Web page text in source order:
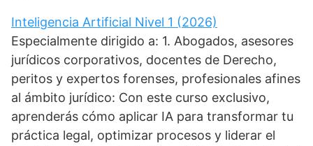
Inteligencia Artificial Nivel 1 (2026)
Especialmente dirigido a: 1. Abogados, asesores
jurídicos corporativos, docentes de Derecho,
peritos y expertos forenses, profesionales afines
al ámbito jurídico: Con este curso exclusivo,
aprenderás cómo aplicar IA para transformar tu
práctica legal, optimizar procesos y liderar el